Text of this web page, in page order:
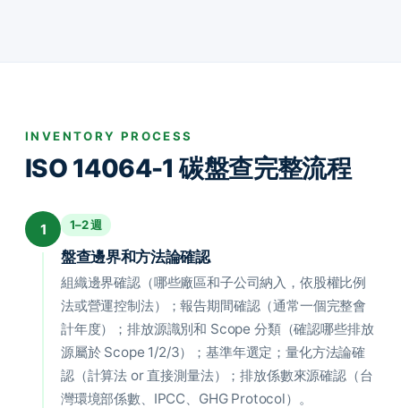
INVENTORY PROCESS
ISO 14064-1 碳盤查完整流程
1 1–2 週
盤查邊界和方法論確認
組織邊界確認（哪些廠區和子公司納入，依股權比例
法或營運控制法）；報告期間確認（通常一個完整會
計年度）；排放源識別和 Scope 分類（確認哪些排放
源屬於 Scope 1/2/3）；基準年選定；量化方法論確
認（計算法 or 直接測量法）；排放係數來源確認（台
灣環境部係數、IPCC、GHG Protocol）。